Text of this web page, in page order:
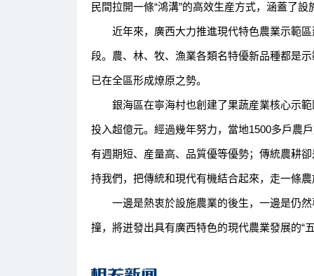
民間拉開一條“鴻溝”的高效生産方式，涵蓋了
近年來，廣西大力推進現代特色農業示範區
段。農、林、牧、漁業各類名特優新品種都是
已在全區形成燎原之勢。
銀海區在寧海村也創建了果蔬産業核心示範
投入超億元。經過幾年努力，當地1500多戶農
有週期短、産量高、品質優等優勢；傳統農耕
持我們，把傳統和現代有機結合起來，走一條
一邊是熱衷於設施農業的後生，一邊是仍然
撞，將迸發出具有廣西特色的現代農業發展的“